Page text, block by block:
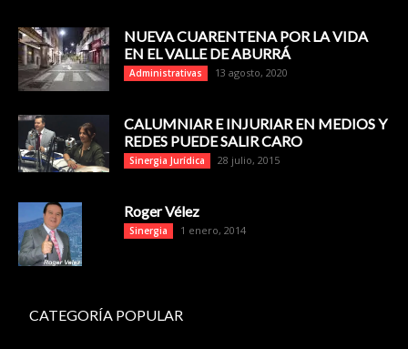
NUEVA CUARENTENA POR LA VIDA
EN EL VALLE DE ABURRÁ
Administrativas 13 agosto, 2020
CALUMNIAR E INJURIAR EN MEDIOS Y
REDES PUEDE SALIR CARO
Sinergia Jurídica 28 julio, 2015
Roger Vélez
Sinergia 1 enero, 2014
CATEGORÍA POPULAR